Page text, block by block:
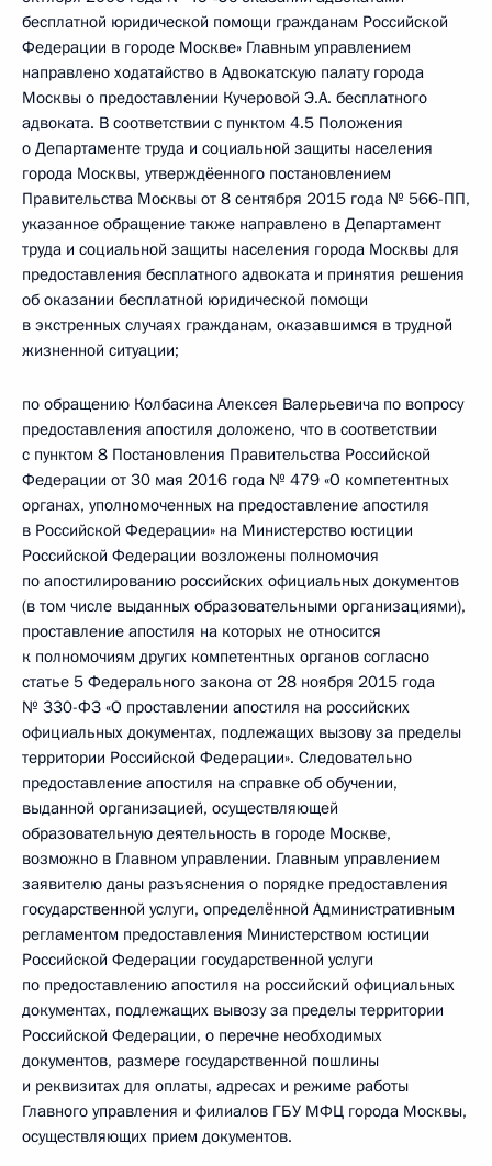
бесплатной юридической помощи гражданам Российской
Федерации в городе Москве» Главным управлением
направлено ходатайство в Адвокатскую палату города
Москвы о предоставлении Кучеровой Э.А. бесплатного
адвоката. В соответствии с пунктом 4.5 Положения
о Департаменте труда и социальной защиты населения
города Москвы, утверждёенного постановлением
Правительства Москвы от 8 сентября 2015 года № 566-ПП,
указанное обращение также направлено в Департамент
труда и социальной защиты населения города Москвы для
предоставления бесплатного адвоката и принятия решения
об оказании бесплатной юридической помощи
в экстренных случаях гражданам, оказавшимся в трудной
жизненной ситуации;
по обращению Колбасина Алексея Валерьевича по вопросу
предоставления апостиля доложено, что в соответствии
с пунктом 8 Постановления Правительства Российской
Федерации от 30 мая 2016 года № 479 «О компетентных
органах, уполномоченных на предоставление апостиля
в Российской Федерации» на Министерство юстиции
Российской Федерации возложены полномочия
по апостилированию российских официальных документов
(в том числе выданных образовательными организациями),
проставление апостиля на которых не относится
к полномочиям других компетентных органов согласно
статье 5 Федерального закона от 28 ноября 2015 года
№ 330-ФЗ «О проставлении апостиля на российских
официальных документах, подлежащих вызову за пределы
территории Российской Федерации». Следовательно
предоставление апостиля на справке об обучении,
выданной организацией, осуществляющей
образовательную деятельность в городе Москве,
возможно в Главном управлении. Главным управлением
заявителю даны разъяснения о порядке предоставления
государственной услуги, определённой Административным
регламентом предоставления Министерством юстиции
Российской Федерации государственной услуги
по предоставлению апостиля на российский официальных
документах, подлежащих вывозу за пределы территории
Российской Федерации, о перечне необходимых
документов, размере государственной пошлины
и реквизитах для оплаты, адресах и режиме работы
Главного управления и филиалов ГБУ МФЦ города Москвы,
осуществляющих прием документов.